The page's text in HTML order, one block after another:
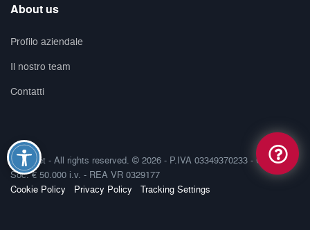
About us
Profilo aziendale
Il nostro team
Contatti
Smilenet - All rights reserved. © 2026 - P.IVA 03349370233 - Cap-
Soc. € 50.000 i.v. - REA VR 0329177
Cookie Policy
Privacy Policy Tracking Settings